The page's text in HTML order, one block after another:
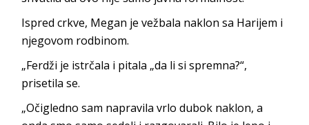
Ispred crkve, Megan je vežbala naklon sa Harijem i
njegovom rodbinom.
„Ferdži je istrčala i pitala „da li si spremna?“,
prisetila se.
„Očigledno sam napravila vrlo dubok naklon, a